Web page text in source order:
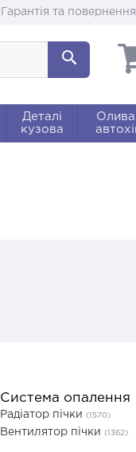
Гарантія та повернення
Деталі
кузова
Олива
Система опалення
Радіатор пічки (1570)
Вентилятор пічки (1362)